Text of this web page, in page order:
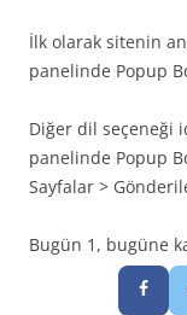
İlk olarak sitenin
panelinde Popup
Diğer dil seçeneği
panelinde Popup
Sayfalar >
Bugün 1, bugüne